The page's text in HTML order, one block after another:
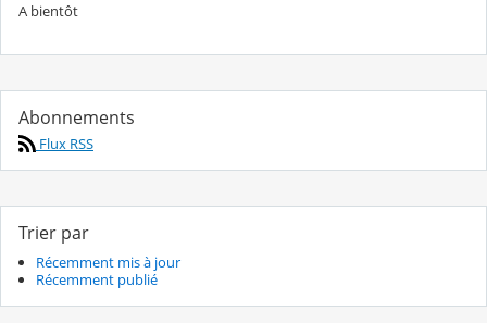
A bientôt
Abonnements
Flux RSS
Trier par
Récemment mis à jour
Récemment publié